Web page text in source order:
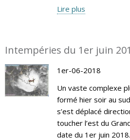
Lire plus
Intempéries du 1er juin
1er-06-2018
Un vaste complexe
formé hier soir au
s’est déplacé
toucher l’est du
date du 1er juin